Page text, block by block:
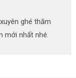
ghé thăm
mới nhất nhé.